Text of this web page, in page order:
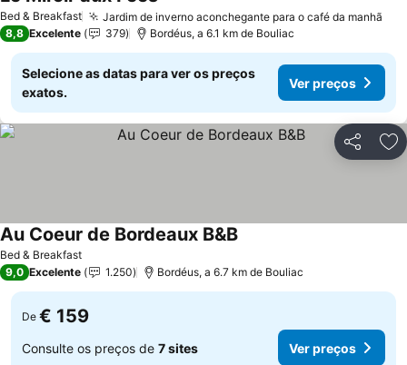
Bed & Breakfast Jardim de inverno aconchegante para o café da manhã
8,8 Excelente 379 Bordéus, a 6.1 km de Bouliac
Selecione as datas para ver os preços
exatos.
Ver preços
Partilhar
Bed & Breakfast
Au Coeur de Bordeaux B&B
9,0 Excelente 1.250 Bordéus, a 6.7 km de Bouliac
De € 159
Consulte os preços de 7 sites Ver preços